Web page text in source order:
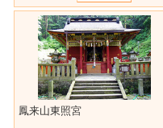
鳳来山東照宮